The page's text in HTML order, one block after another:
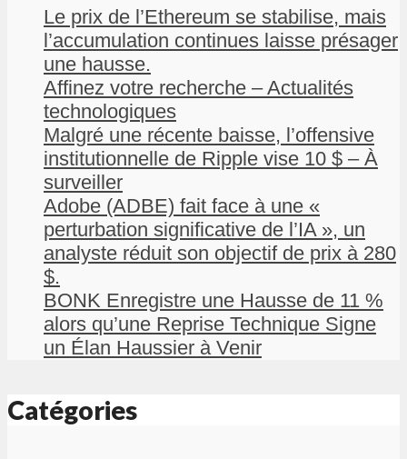
Le prix de l’Ethereum se stabilise, mais
l’accumulation continues laisse présager
une hausse.
Affinez votre recherche – Actualités
technologiques
Malgré une récente baisse, l’offensive
institutionnelle de Ripple vise 10 $ – À
surveiller
Adobe (ADBE) fait face à une «
perturbation significative de l’IA », un
analyste réduit son objectif de prix à 280
$.
BONK Enregistre une Hausse de 11 %
alors qu’une Reprise Technique Signe
un Élan Haussier à Venir
Catégories